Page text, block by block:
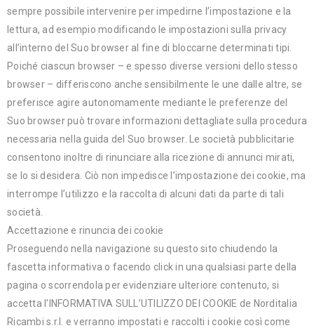
sempre possibile intervenire per impedirne l’impostazione e la
lettura, ad esempio modificando le impostazioni sulla privacy
all’interno del Suo browser al fine di bloccarne determinati tipi.
Poiché ciascun browser – e spesso diverse versioni dello stesso
browser – differiscono anche sensibilmente le une dalle altre, se
preferisce agire autonomamente mediante le preferenze del
Suo browser può trovare informazioni dettagliate sulla procedura
necessaria nella guida del Suo browser. Le società pubblicitarie
consentono inoltre di rinunciare alla ricezione di annunci mirati,
se lo si desidera. Ciò non impedisce l’impostazione dei cookie, ma
interrompe l’utilizzo e la raccolta di alcuni dati da parte di tali
società.
Accettazione e rinuncia dei cookie
Proseguendo nella navigazione su questo sito chiudendo la
fascetta informativa o facendo click in una qualsiasi parte della
pagina o scorrendola per evidenziare ulteriore contenuto, si
accetta l’INFORMATIVA SULL’UTILIZZO DEI COOKIE de Norditalia
Ricambi s.r.l. e verranno impostati e raccolti i cookie così come